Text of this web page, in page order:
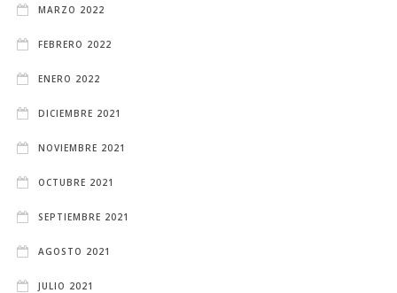
MARZO 2022
FEBRERO 2022
ENERO 2022
DICIEMBRE 2021
NOVIEMBRE 2021
OCTUBRE 2021
SEPTIEMBRE 2021
AGOSTO 2021
JULIO 2021